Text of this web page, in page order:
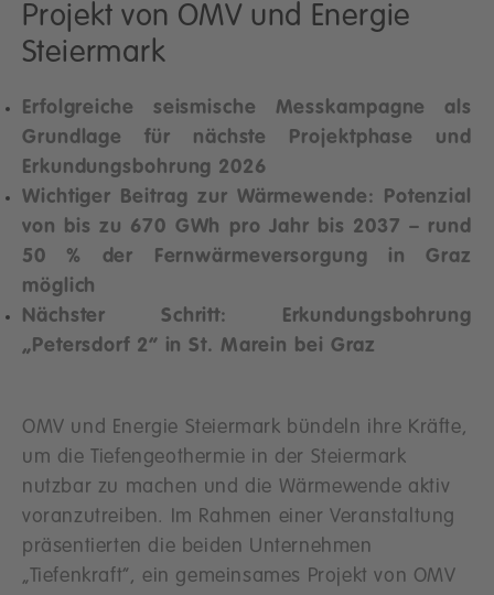
Projekt von OMV und Energie
Steiermark
Erfolgreiche seismische Messkampagne als
Grundlage für nächste Projektphase und
Erkundungsbohrung 2026
Wichtiger Beitrag zur Wärmewende: Potenzial
von bis zu 670 GWh pro Jahr bis 2037 – rund
50 % der Fernwärmeversorgung in Graz
möglich
Nächster Schritt: Erkundungsbohrung
„Petersdorf 2“ in St. Marein bei Graz
OMV und Energie Steiermark bündeln ihre Kräfte,
um die Tiefengeothermie in der Steiermark
nutzbar zu machen und die Wärmewende aktiv
voranzutreiben. Im Rahmen einer Veranstaltung
präsentierten die beiden Unternehmen
„Tiefenkraft“, ein gemeinsames Projekt von OMV